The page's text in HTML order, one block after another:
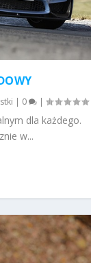
| 0 |
dla każdego.
w...